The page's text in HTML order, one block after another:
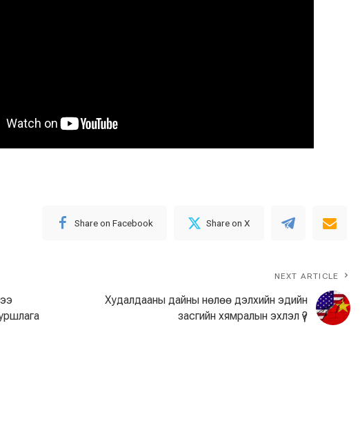
Share on Facebook Share on X
NEXT ARTICLE
Худалдааны дайны нөлөө дэлхийн эдийн
засгийн хямралын эхлэл үү?